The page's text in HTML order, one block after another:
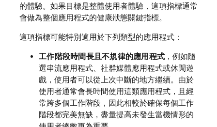
的體驗。如果目標是整體使用者體驗，這項指標通常
會做為整個應用程式的健康狀態關鍵指標。
這項指標可能特別適用於下列類型的應用程式：
工作階段時間長且不規律的應用程式 ，例如隨
選串流應用程式、社群媒體應用程式或休閒遊
戲，使用者可以從上次中斷的地方繼續。由於
使用者通常會長時間使用這類應用程式，且經
常跨多個工作階段，因此相較於確保每個工作
階段都完美無缺，盡量提高未發生當機情形的